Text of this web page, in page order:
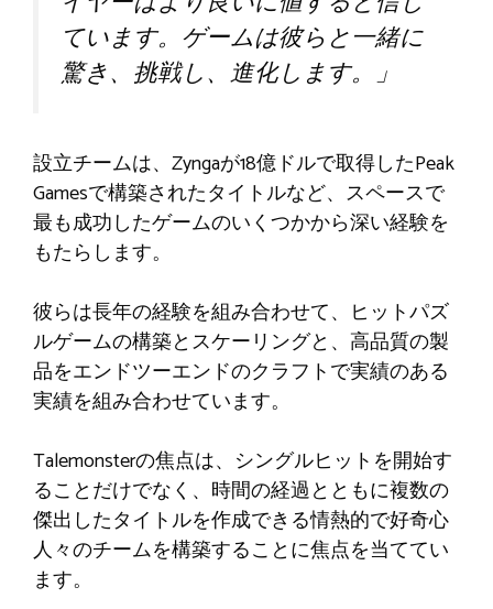
ています。ゲームは彼らと一緒に
驚き、挑戦し、進化します。」
設立チームは、Zyngaが18億ドルで取得したPeak
Gamesで構築されたタイトルなど、スペースで
最も成功したゲームのいくつかから深い経験を
もたらします。
彼らは長年の経験を組み合わせて、ヒットパズ
ルゲームの構築とスケーリングと、高品質の製
品をエンドツーエンドのクラフトで実績のある
実績を組み合わせています。
Talemonsterの焦点は、シングルヒットを開始す
ることだけでなく、時間の経過とともに複数の
傑出したタイトルを作成できる情熱的で好奇心
人々のチームを構築することに焦点を当ててい
ます。